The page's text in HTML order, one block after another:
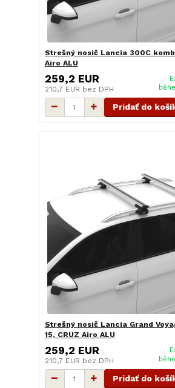
Strešný nosič Lancia 300C kombi
Airo ALU
259,2 EUR
210,7 EUR bez DPH
Pridať do
Strešný nosič Lancia Grand
15, CRUZ Airo ALU
259,2 EUR
210,7 EUR bez DPH
Pridať do